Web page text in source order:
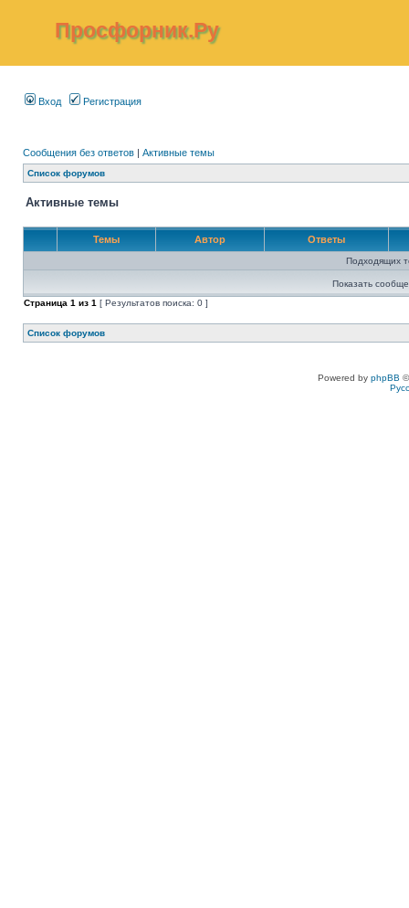
Просфорник.Ру
Вход Регистрация
Сообщения без ответов | Активные темы
Список форумов
Активные темы
Темы Автор Ответы
Подходящих
Показать
Страница 1 из 1 [ Результатов поиска: 0 ]
Список форумов
Powered by phpBB